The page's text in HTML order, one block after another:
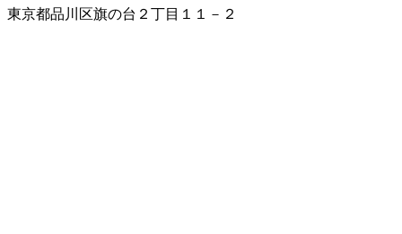
東京都品川区旗の台２丁目１１－２